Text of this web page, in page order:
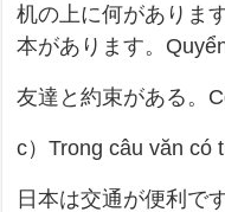
机の上に何がありま
本があります。
友達と約束がある。
c）Trong câu văn có
日本は交通が便利です